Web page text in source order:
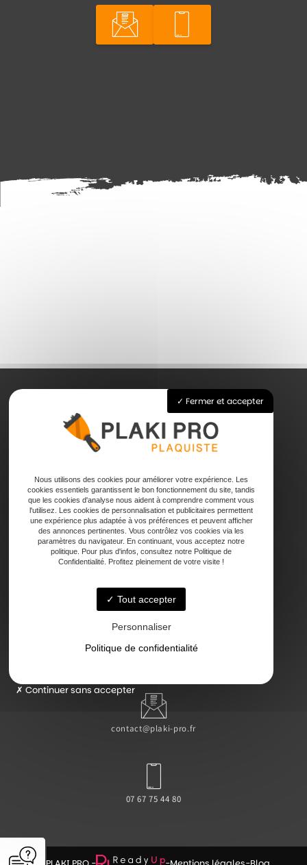
Accueil
Pose de plaque de plâtre
Faux plafond
Contact
47000 Agen
contact@plaki-pro.fr
07 67 75 44 80
Fermer et accepter
Nous utilisons des cookies pour améliorer votre expérience. Les
cookies essentiels garantissent le bon fonctionnement du site, tandis
que les cookies d'analyse nous aident à comprendre comment vous
l'utilisez. Les cookies de personnalisation et publicitaires permettent
une expérience plus adaptée à vos préférences et peuvent afficher
des annonces pertinentes. Vous contrôlez vos cookies via les
paramètres du navigateur. En continuant, vous acceptez notre
politique. Pour plus d'infos, consultez notre Politique de
Confidentialité. Profitez pleinement de votre visite !
Tout accepter
Personnaliser
Politique de confidentialité
Continuer sans accepter